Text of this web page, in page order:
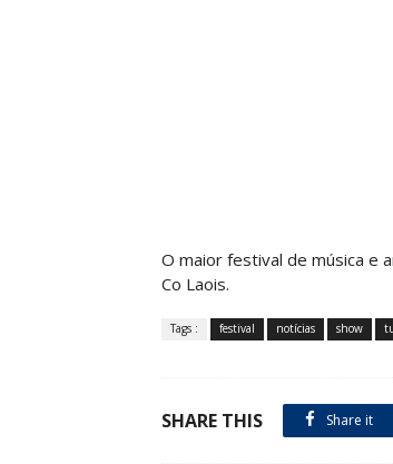
O maior festival de música e
Co Laois.
Tags : festival notícias show
SHARE THIS Share it